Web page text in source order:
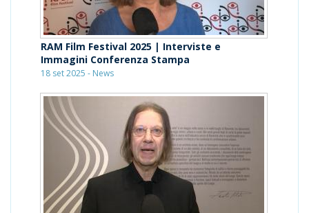
RAM Film Festival 2025 | Interviste e
Immagini Conferenza Stampa
18 set 2025 - News